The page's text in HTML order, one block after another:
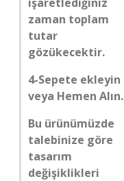
zaman toplam
tutar
gözükecektir.
4-Sepete ekleyin
veya Hemen Alın.
Bu ürünümüzde
talebinize göre
tasarım
değişiklikleri